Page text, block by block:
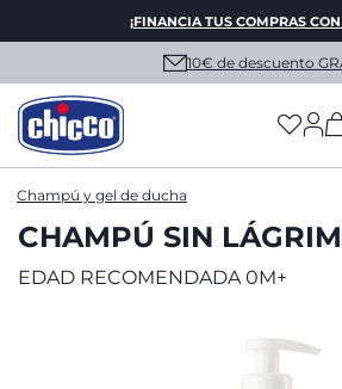
¡FINANCIA TUS COMPRAS
10€ de descuento
Champú y gel de ducha
CHAMPÚ SIN
EDAD RECOMENDADA 0M+